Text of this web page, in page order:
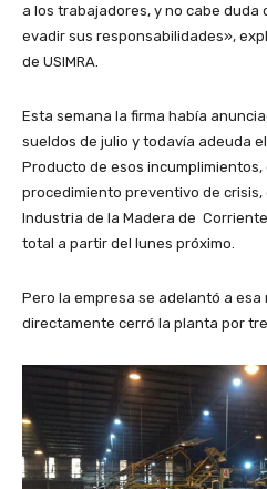
a los trabajadores, y no cabe duda
evadir sus responsabilidades»,
de USIMRA.
Esta semana la firma había
sueldos de julio y todavía adeuda
Producto de esos
procedimiento preventivo de crisis,
Industria de la Madera de
total a partir del lunes próximo.
Pero la empresa se adelantó a esa
directamente cerró la planta por